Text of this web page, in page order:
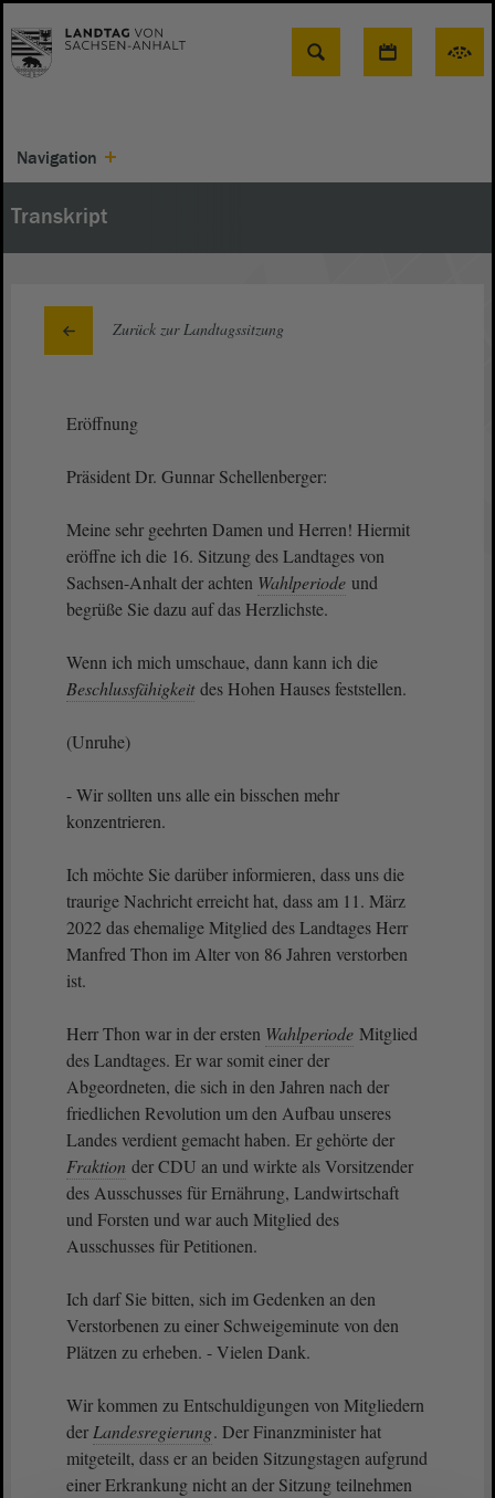
Suche
Navigation
Transkript
Zurück zur Landtagssitzung
Eröffnung
Präsident Dr. Gunnar Schellenberger:
Meine sehr geehrten Damen und Herren! Hiermit
eröffne ich die 16. Sitzung des Landtages von
Sachsen-Anhalt der achten Wahlperiode und
begrüße Sie dazu auf das Herzlichste.
Wenn ich mich umschaue, dann kann ich die
Beschlussfähigkeit des Hohen Hauses feststellen.
(Unruhe)
- Wir sollten uns alle ein bisschen mehr
konzentrieren.
Ich möchte Sie darüber informieren, dass uns die
traurige Nachricht erreicht hat, dass am 11. März
2022 das ehemalige Mitglied des Landtages Herr
Manfred Thon im Alter von 86 Jahren verstorben
ist.
Herr Thon war in der ersten Wahlperiode Mitglied
des Landtages. Er war somit einer der
Abgeordneten, die sich in den Jahren nach der
friedlichen Revolution um den Aufbau unseres
Landes verdient gemacht haben. Er gehörte der
Fraktion der CDU an und wirkte als Vorsitzender
des Ausschusses für Ernährung, Landwirtschaft
und Forsten und war auch Mitglied des
Ausschusses für Petitionen.
Ich darf Sie bitten, sich im Gedenken an den
Verstorbenen zu einer Schweigeminute von den
Plätzen zu erheben. - Vielen Dank.
Wir kommen zu Entschuldigungen von Mitgliedern
der Landesregierung. Der Finanzminister hat
mitgeteilt, dass er an beiden Sitzungstagen aufgrund
einer Erkrankung nicht an der Sitzung teilnehmen